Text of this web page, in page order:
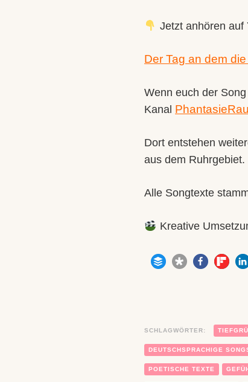
Jetzt anhören auf
Der Tag an dem
Wenn euch der
Kanal
Dort entstehen
aus dem Ruhrgebiet.
Alle Songtexte
Kreative
SCHLAGWÖRTER:
DEUTSCHSPRACHIGE
POETISCHE TEXTE